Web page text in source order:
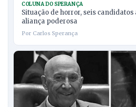
COLUNA DO SPERANÇA
Situação de horror, seis candidatos
aliança poderosa
Por Carlos Sperança